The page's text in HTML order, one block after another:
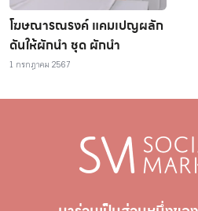
โฆษณารณรงค์ แคมเปญผลัก
ดันให้ผักนำ ชุด ผักนำ
1 กรกฎาคม 2567